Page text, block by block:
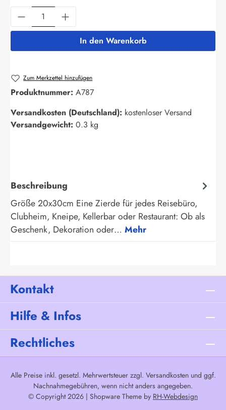
Produkt Anzahl: Gib den gewünschten
In den Warenkorb
Zum Merkzettel hinzufügen
Produktnummer: A787
Versandkosten (Deutschland): kostenloser Versand
Versandgewicht: 0.3 kg
Beschreibung
Größe 20x30cm Eine Zierde für jedes Reisebüro,
Clubheim, Kneipe, Kellerbar oder Restaurant: Ob als
Geschenk, Dekoration oder… Mehr
Kontakt
Hilfe & Infos
Rechtliches
Alle Preise inkl. gesetzl. Mehrwertsteuer zzgl. Versandkostenund ggf.
Nachnahmegebühren, wenn nicht anders angegeben.
© Copyright 2026 | Shopware Theme by RH-Webdesign